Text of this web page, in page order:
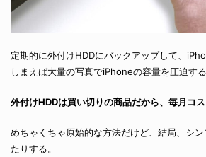
定期的に外付けHDDにバックアップして、
しまえば大量の写真でiPhoneの容量を圧迫する
外付けHDDは買い切りの商品だから、毎月コス
めちゃくちゃ原始的な方法だけど、結局、シ
たりする。